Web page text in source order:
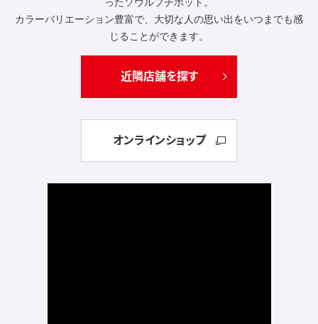
ったソウルプチポット。
カラーバリエーション豊富で、大切な人の思い出をいつまでも感
じることができます。
近隣店舗を探す
オンラインショップ